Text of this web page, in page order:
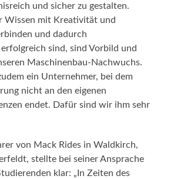
und sicher zu gestalten.
Wissen mit Kreativität und
und dadurch
sind, sind Vorbild und
Maschinenbau-Nachwuchs.
ein Unternehmer, bei dem
nicht an den eigenen
endet. Dafür sind wir ihm sehr
von Mack Rides in Waldkirch,
stellte bei seiner Ansprache
klar: „In Zeiten des